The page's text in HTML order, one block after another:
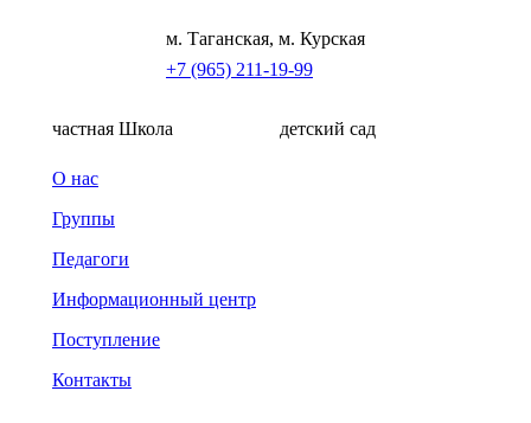
м. Таганская, м. Курская
+7 (965) 211-19-99
частная Школа детский сад
О нас
Группы
Педагоги
Информационный центр
Поступление
Контакты